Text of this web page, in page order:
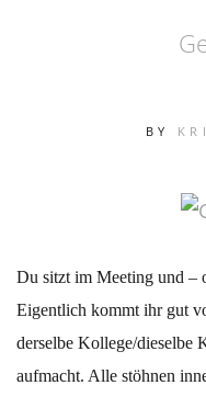
BY
Du sitzt im Meeting und –
Eigentlich kommt ihr gut
derselbe Kollege/dieselbe
aufmacht. Alle stöhnen